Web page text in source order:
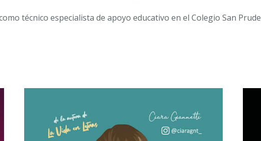
técnico especialista de apoyo educativo en el Colegio San